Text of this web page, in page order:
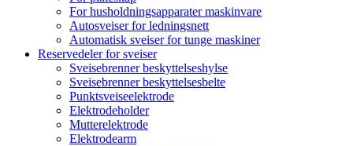
For husholdningsapparater maskinvare
Autosveiser for ledningsnett
Automatisk sveiser for tunge maskiner
Reservedeler for sveiser
Sveisebrenner beskyttelseshylse
Sveisebrenner beskyttelsesbelte
Punktsveiseelektrode
Elektrodeholder
Mutterelektrode
Elektrodearm